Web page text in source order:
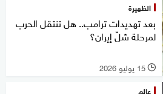
الظهيرة
بعد تهديدات ترامب.. هل تنتقل الحرب
لمرحلة شلّ إيران؟
l 15 يوليو 2026
عالم